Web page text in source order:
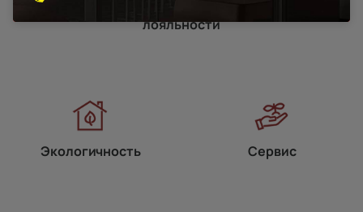
лояльности
Экологичность Сервис